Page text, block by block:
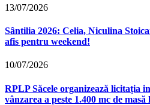
13/07/2026
Sântilia 2026: Celia, Niculina
afis pentru weekend!
10/07/2026
RPLP Săcele organizează licitația
vânzarea a peste 1.400 mc de